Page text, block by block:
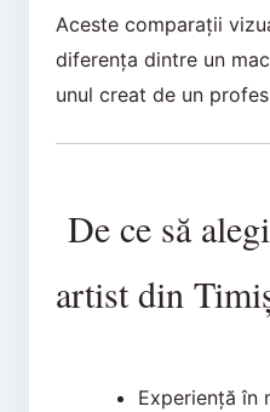
Aceste comparații
diferența dintre un
unul creat de un
De ce să
artist din
Experiență în